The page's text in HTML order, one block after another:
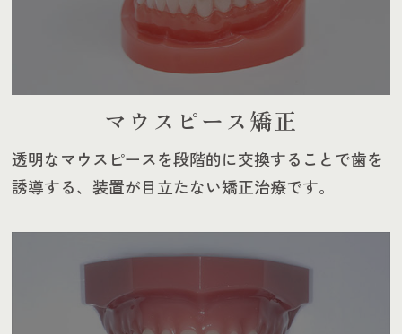
マウスピース矯正
透明なマウスピースを段階的に交換することで歯を
誘導する、装置が目立たない矯正治療です。